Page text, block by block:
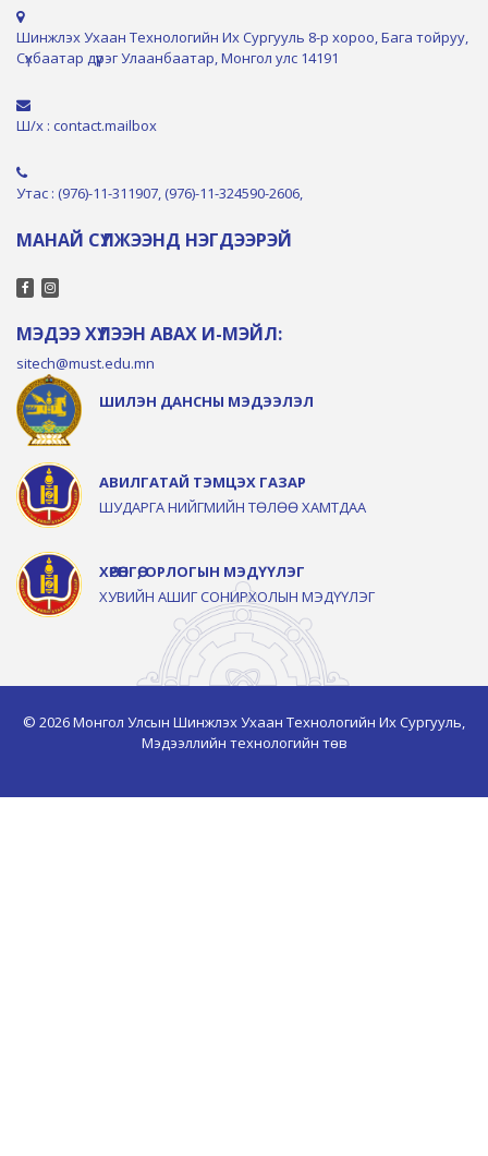
Шинжлэх Ухаан Технологийн Их Сургууль 8-р хороо, Бага тойруу,
Сүхбаатар дүүрэг Улаанбаатар, Монгол улс 14191
Ш/х : contact.mailbox
Утас : (976)-11-311907, (976)-11-324590-2606,
МАНАЙ СҮЛЖЭЭНД НЭГДЭЭРЭЙ
МЭДЭЭ ХҮЛЭЭН АВАХ И-МЭЙЛ:
sitech@must.edu.mn
ШИЛЭН ДАНСНЫ МЭДЭЭЛЭЛ
АВИЛГАТАЙ ТЭМЦЭХ ГАЗАР
ШУДАРГА НИЙГМИЙН ТӨЛӨӨ ХАМТДАА
ХӨРӨНГӨ, ОРЛОГЫН МЭДҮҮЛЭГ
ХУВИЙН АШИГ СОНИРХОЛЫН МЭДҮҮЛЭГ
© 2026 Монгол Улсын Шинжлэх Ухаан Технологийн Их Сургууль,
Мэдээллийн технологийн төв